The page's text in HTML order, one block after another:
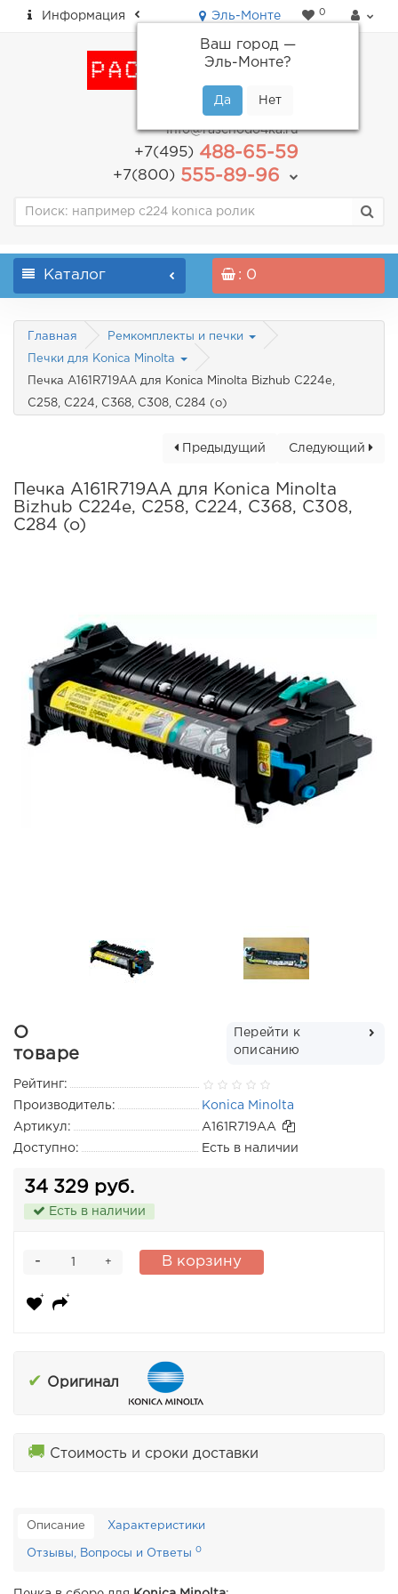
Информация Эль-Монте
Ваш город —
Эль-Монте?
0
пн-пт: с 9.00 до 18.00
info@raschodo4ka.ru
+7(495)488-65-59
+7(800)555-89-96
Каталог : 0
Главная Ремкомплекты и печки
Печки для Konica Minolta
Печка A161R719AA для Konica Minolta Bizhub C224e,
C258, C224, C368, C308, C284 (o)
Следующий
Предыдущий
Печка A161R719AA для Konica Minolta
Bizhub C224e, C258, C224, C368, C308,
C284 (o)
О
товаре
Перейти к
описанию
Рейтинг:
Производитель:
Konica Minolta
Артикул:
A161R719AA
Доступно:
Есть в наличии
34 329 руб.
Есть в наличии
+
- В корзину
✔ Оригинал
🚚 Стоимость и сроки доставки
Описание Характеристики
Отзывы, Вопросы и Ответы 0